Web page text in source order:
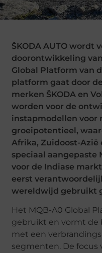
ŠKODA AUTO wordt
doorontwikkeling
Global Platform van
platform gaat door
merken ŠKODA en
worden voor de
instapmodellen voor
groeipotentieel,
Afrika, Zuidoost-Azië
speciaal aangepaste
voor de Indiase
eerst
wereldwijd gebruikt
Het MQB-A0 Global
gebruikt en vormt de
met een
segmenten. De focus